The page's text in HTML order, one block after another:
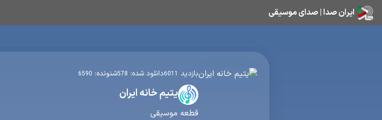
ایران صدا | صدای موسیقی
بازدید 6011دانلود شده: 578شنونده: 6590
یتیم خانه ایران
قطعه موسیقی